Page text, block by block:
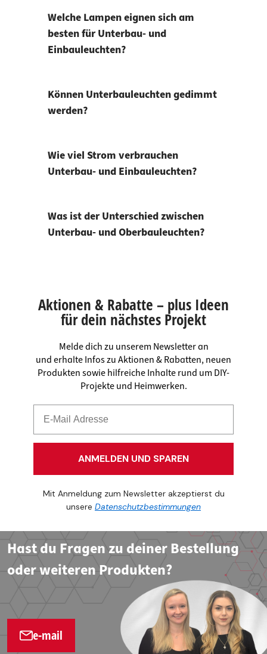
Welche Lampen eignen sich am
besten für Unterbau- und
Einbauleuchten?
Können Unterbauleuchten gedimmt
werden?
Wie viel Strom verbrauchen
Unterbau- und Einbauleuchten?
Was ist der Unterschied zwischen
Unterbau- und Oberbauleuchten?
Aktionen & Rabatte – plus Ideen
für dein nächstes Projekt
Melde dich zu unserem Newsletter an
und erhalte Infos zu Aktionen & Rabatten, neuen
Produkten sowie hilfreiche Inhalte rund um DIY-
Projekte und Heimwerken.
ANMELDEN UND SPAREN
Mit Anmeldung zum Newsletter akzeptierst du
unsere Datenschutzbestimmungen
Hast du Fragen zu deiner Bestellung
oder weiteren Produkten?
e-mail